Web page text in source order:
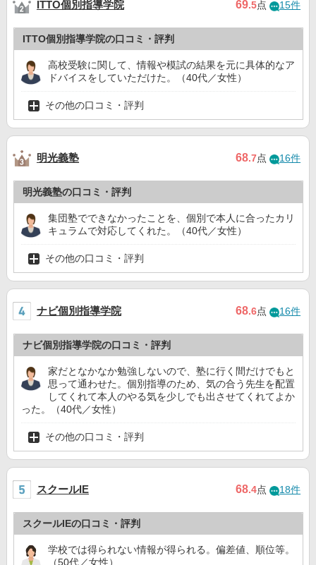
ITTO個別指導学院 69.5点 15件
ITTO個別指導学院の口コミ・評判
高校受験に関して、情報や模試の結果を元に具体的なア
ドバイスをしていただけた。（40代／女性）
その他の口コミ・評判
明光義塾 68.7点 16件
明光義塾の口コミ・評判
集団塾でできなかったことを、個別で本人に合ったカリ
キュラムで対応してくれた。（40代／女性）
その他の口コミ・評判
ナビ個別指導学院 68.6点 16件
ナビ個別指導学院の口コミ・評判
家だとなかなか勉強しないので、塾に行く間だけでもと
思って通わせた。個別指導のため、気の合う先生を配置
してくれて本人のやる気を少しでも出させてくれてよか
った。（40代／女性）
その他の口コミ・評判
スクールIE 68.4点 18件
スクールIEの口コミ・評判
学校では得られない情報が得られる。偏差値、順位等。
（50代／女性）